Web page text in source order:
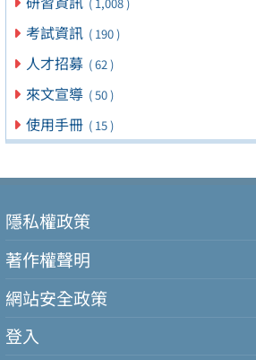
( 1,008 )
考試資訊 ( 190 )
人才招募 ( 62 )
來文宣導 ( 50 )
使用手冊 ( 15 )
隱私權政策
著作權聲明
網站安全政策
登入